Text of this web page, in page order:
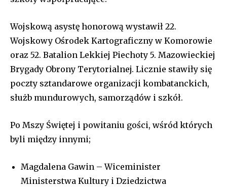
Wojskową asystę honorową wystawił 22.
Wojskowy Ośrodek Kartograficzny w Komorowie
oraz 52. Batalion Lekkiej Piechoty 5. Mazowieckiej
Brygady Obrony Terytorialnej. Licznie stawiły się
poczty sztandarowe organizacji kombatanckich,
służb mundurowych, samorządów i szkół.
Po Mszy Świętej i powitaniu gości, wśród których
byli między innymi;
Magdalena Gawin – Wiceminister
Ministerstwa Kultury i Dziedzictwa